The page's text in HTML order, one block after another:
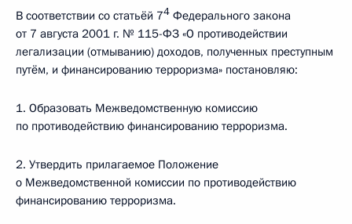
В соответствии со статьёй 74 Федерального закона
от 7 августа 2001 г. № 115-ФЗ «О противодействии
легализации (отмыванию) доходов, полученных преступным
путём, и финансированию терроризма» постановляю:
1. Образовать Межведомственную комиссию
по противодействию финансированию терроризма.
2. Утвердить прилагаемое Положение
о Межведомственной комиссии по противодействию
финансированию терроризма.